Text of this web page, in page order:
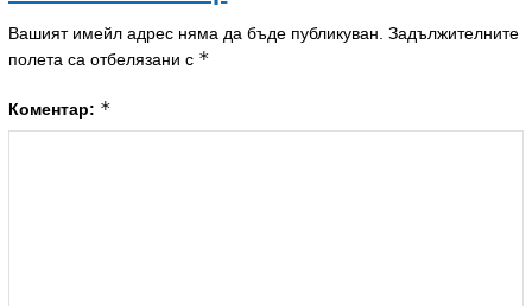
Вашият имейл адрес няма да бъде публикуван. Задължителните
полета са отбелязани с *
Коментар: *